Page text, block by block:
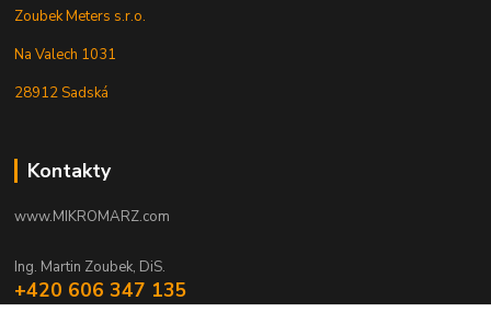
Zoubek Meters s.r.o.
Na Valech 1031
28912 Sadská
Kontakty
www.MIKROMARZ.com
Ing. Martin Zoubek, DiS.
+420 606 347 135